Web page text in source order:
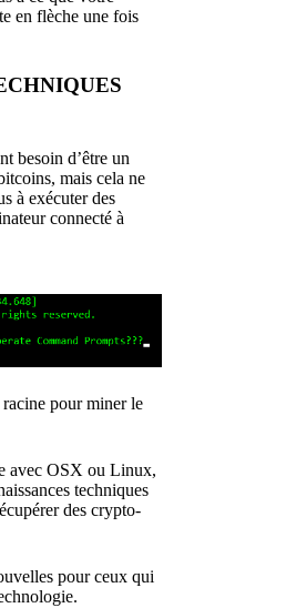
en flèche une fois
besoin d’être un
mais cela ne
à exécuter des
connecté à
pour miner le
avec OSX ou Linux,
techniques
des crypto-
pour ceux qui